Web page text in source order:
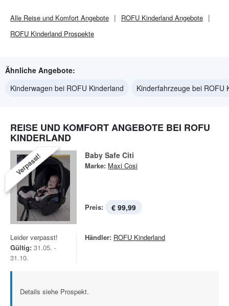
Alle Reise und Komfort Angebote ROFU Kinderland Angebote
ROFU Kinderland Prospekte
Ähnliche Angebote:
Kinderwagen bei ROFU Kinderland
Kinderfahrzeuge bei ROFU
REISE UND KOMFORT ANGEBOTE BEI ROFU
KINDERLAND
Verpasst! Baby Safe Citi
Marke: Maxi Cosi
Preis: € 99,99
Leider verpasst!
Gültig: 31.05. -
31.10.
Händler: ROFU Kinderland
Details siehe Prospekt.